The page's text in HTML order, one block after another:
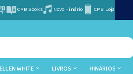
CPB Books Novo Hinário CPB Loja
ELLEN WHITE LIVROS HINÁRIOS